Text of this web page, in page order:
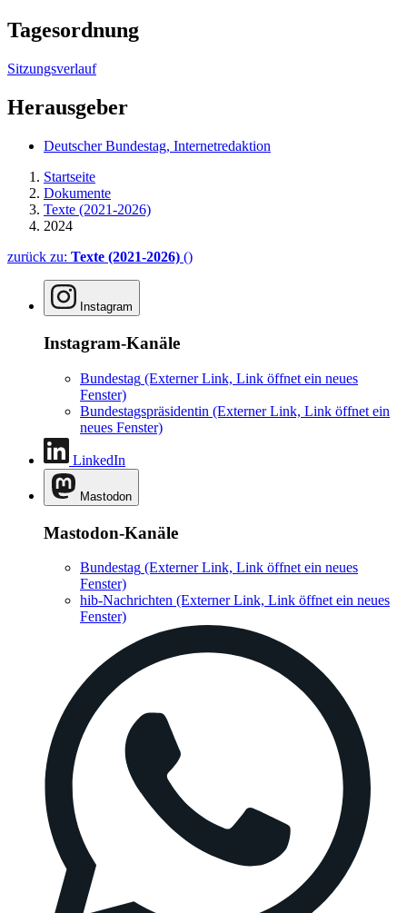
Tagesordnung
Sitzungsverlauf
Herausgeber
Deutscher Bundestag, Internetredaktion
Startseite
Dokumente
Texte (2021-2026)
2024
zurück zu: Texte (2021-2026) ()
Instagram
Instagram-Kanäle
Bundestag (Externer Link, Link öffnet ein neues
Fenster)
Bundestagspräsidentin (Externer Link, Link öffnet ein
neues Fenster)
LinkedIn
Mastodon
Mastodon-Kanäle
Bundestag (Externer Link, Link öffnet ein neues
Fenster)
hib-Nachrichten (Externer Link, Link öffnet ein neues
Fenster)